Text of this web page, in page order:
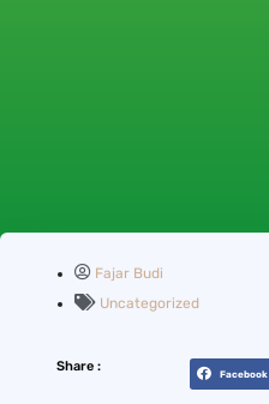
Fajar Budi
Uncategorized
Share :
Facebook